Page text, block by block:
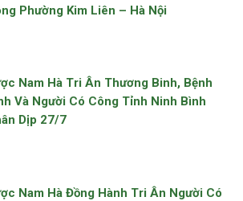
Phường Kim Liên – Hà Nội
Nam Hà Tri Ân Thương Binh, Bệnh
Và Người Có Công Tỉnh Ninh Bình
Dịp 27/7
Nam Hà Đồng Hành Tri Ân Người Có